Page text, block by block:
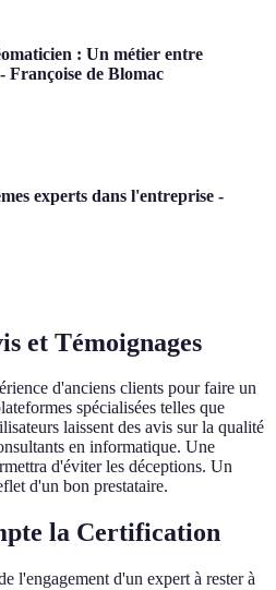
: Un métier entre
Françoise de Blomac
experts dans l'entreprise -
et Témoignages
d'anciens clients pour faire un
spécialisées telles que
laissent des avis sur la qualité
en informatique. Une
d'éviter les déceptions. Un
d'un bon prestataire.
la Certification
l'engagement d'un expert à rester à